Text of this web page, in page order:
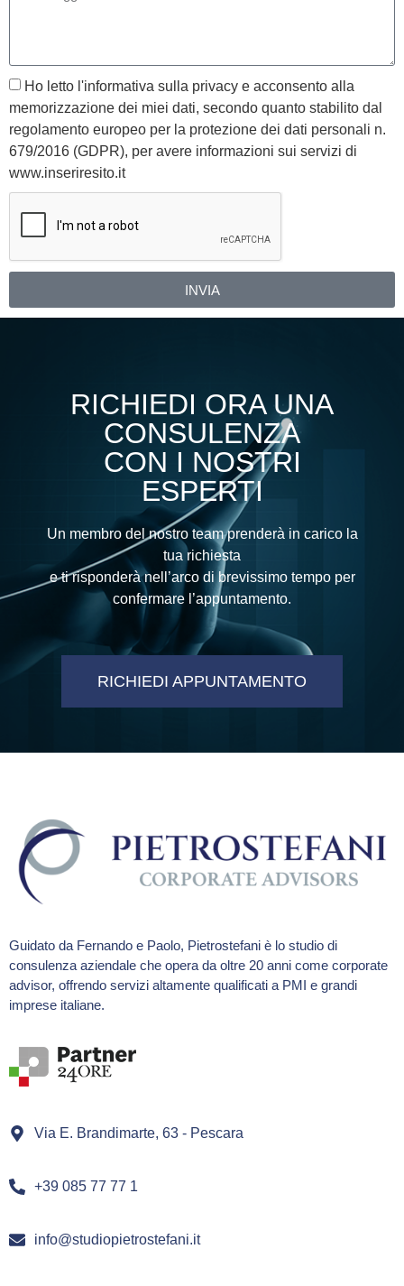
Ho letto l'informativa sulla privacy e acconsento alla
memorizzazione dei miei dati, secondo quanto stabilito dal
regolamento europeo per la protezione dei dati personali n.
679/2016 (GDPR), per avere informazioni sui servizi di
www.inseriresito.it
INVIA
Alternative:
RICHIEDI ORA UNA
CONSULENZA
CON I NOSTRI
ESPERTI
Un membro del nostro team prenderà in carico la
tua richiesta
e ti risponderà nell’arco di brevissimo tempo per
confermare l’appuntamento.
RICHIEDI APPUNTAMENTO
Guidato da Fernando e Paolo, Pietrostefani è lo studio di
consulenza aziendale che opera da oltre 20 anni come corporate
advisor, offrendo servizi altamente qualificati a PMI e grandi
imprese italiane.
Via E. Brandimarte, 63 - Pescara
+39 085 77 77 1
info@studiopietrostefani.it